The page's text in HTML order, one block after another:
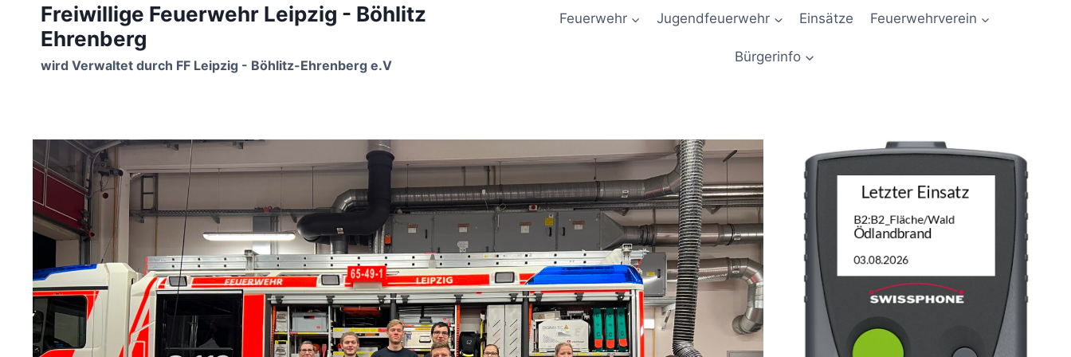
Freiwillige Feuerwehr Leipzig - Böhlitz
Ehrenberg
wird Verwaltet durch FF Leipzig - Böhlitz-Ehrenberg e.V
Feuerwehr Jugendfeuerwehr Einsätze Feuerwehrverein
Bürgerinfo